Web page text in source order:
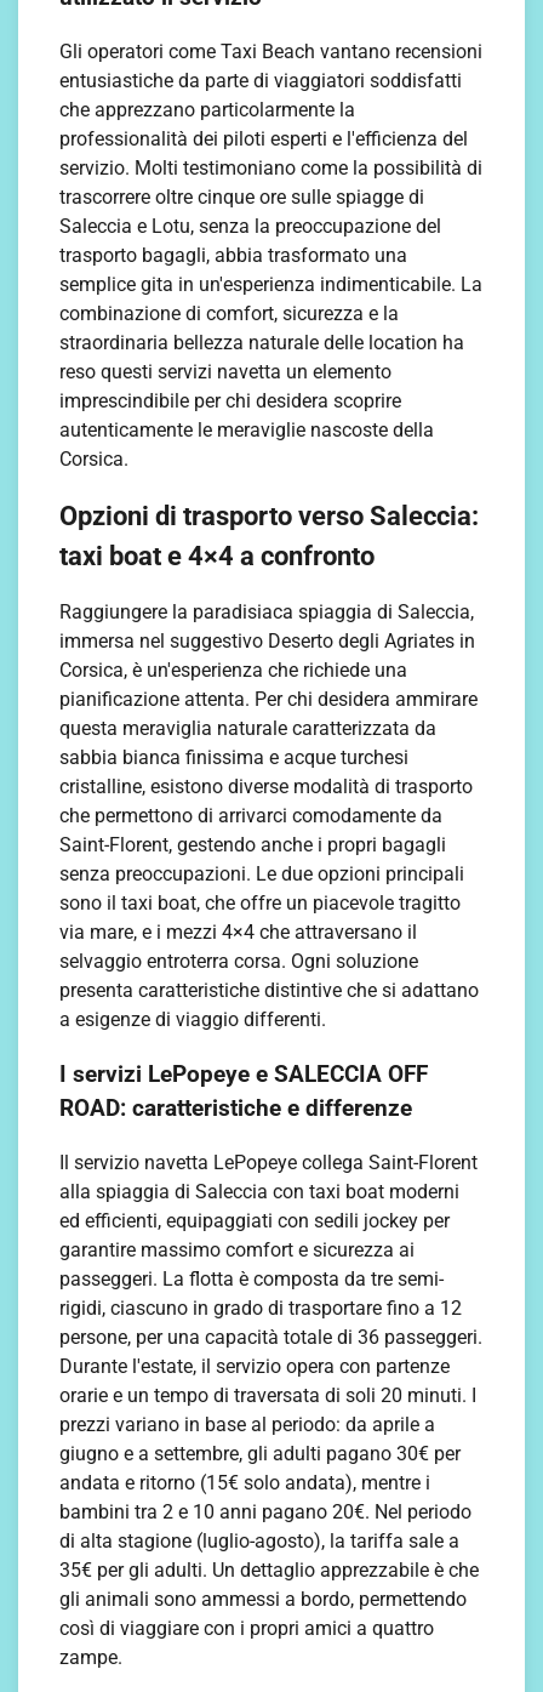
Gli operatori come Taxi Beach vantano recensioni
entusiastiche da parte di viaggiatori soddisfatti
che apprezzano particolarmente la
professionalità dei piloti esperti e l'efficienza del
servizio. Molti testimoniano come la possibilità di
trascorrere oltre cinque ore sulle spiagge di
Saleccia e Lotu, senza la preoccupazione del
trasporto bagagli, abbia trasformato una
semplice gita in un'esperienza indimenticabile. La
combinazione di comfort, sicurezza e la
straordinaria bellezza naturale delle location ha
reso questi servizi navetta un elemento
imprescindibile per chi desidera scoprire
autenticamente le meraviglie nascoste della
Corsica.
Opzioni di trasporto verso Saleccia:
taxi boat e 4×4 a confronto
Raggiungere la paradisiaca spiaggia di Saleccia,
immersa nel suggestivo Deserto degli Agriates in
Corsica, è un'esperienza che richiede una
pianificazione attenta. Per chi desidera ammirare
questa meraviglia naturale caratterizzata da
sabbia bianca finissima e acque turchesi
cristalline, esistono diverse modalità di trasporto
che permettono di arrivarci comodamente da
Saint-Florent, gestendo anche i propri bagagli
senza preoccupazioni. Le due opzioni principali
sono il taxi boat, che offre un piacevole tragitto
via mare, e i mezzi 4×4 che attraversano il
selvaggio entroterra corsa. Ogni soluzione
presenta caratteristiche distintive che si adattano
a esigenze di viaggio differenti.
I servizi LePopeye e SALECCIA OFF
ROAD: caratteristiche e differenze
Il servizio navetta LePopeye collega Saint-Florent
alla spiaggia di Saleccia con taxi boat moderni
ed efficienti, equipaggiati con sedili jockey per
garantire massimo comfort e sicurezza ai
passeggeri. La flotta è composta da tre semi-
rigidi, ciascuno in grado di trasportare fino a 12
persone, per una capacità totale di 36 passeggeri.
Durante l'estate, il servizio opera con partenze
orarie e un tempo di traversata di soli 20 minuti. I
prezzi variano in base al periodo: da aprile a
giugno e a settembre, gli adulti pagano 30€ per
andata e ritorno (15€ solo andata), mentre i
bambini tra 2 e 10 anni pagano 20€. Nel periodo
di alta stagione (luglio-agosto), la tariffa sale a
35€ per gli adulti. Un dettaglio apprezzabile è che
gli animali sono ammessi a bordo, permettendo
così di viaggiare con i propri amici a quattro
zampe.